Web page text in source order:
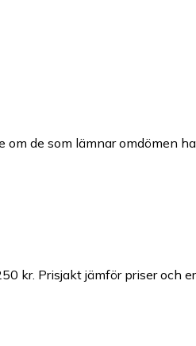
de som lämnar omdömen
kr. Prisjakt jämför priser och